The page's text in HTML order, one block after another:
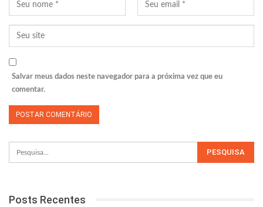
Salvar meus dados neste navegador para a próxima vez que eu
comentar.
Posts Recentes